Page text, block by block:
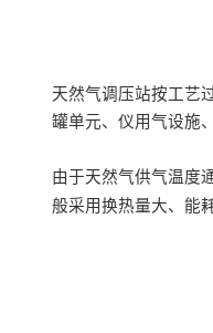
天然气调压站按工艺
罐单元、仪用气设施
由于天然气供气温度
般采用换热量大、能